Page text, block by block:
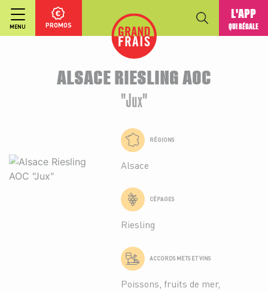
MENU PROMOS
L'APP
QUI RÉGALE
ALSACE RIESLING AOC
"Jux"
RÉGIONS
Alsace
CÉPAGES
Riesling
ACCORDS METS ET VINS
Poissons, fruits de mer,